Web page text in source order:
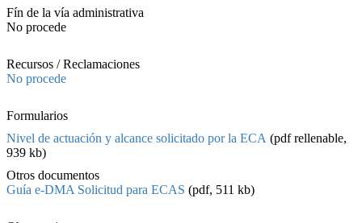
Fín de la vía administrativa
No procede
Recursos / Reclamaciones
No procede
Formularios
Nivel de actuación y alcance solicitado por la ECA (pdf rellenable,
939 kb)
Otros documentos
Guía e-DMA Solicitud para ECAS (pdf, 511 kb)